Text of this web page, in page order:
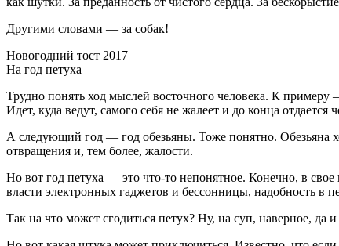
Другими словами — за собак!
Новогодний тост 2017
На год петуха
Трудно понять ход мыслей восточного человека. К
Идет, куда ведут, самого себя не жалеет и до конца
А следующий год — год обезьяны. Тоже понятно. Обезьяна
отвращения и, тем более, жалости.
Но вот год петуха — это что-то непонятное. Конечно, в
власти электронных гаджетов и бессонницы, надобность в
Так на что может сгодиться петух? Ну, на суп, наверное, да и